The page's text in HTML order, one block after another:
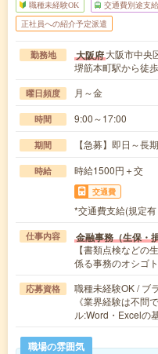
職種未経験OK 交通費別途支
正社員への紹介予定派遣
勤務地 大阪府大阪市中央
堺筋本町駅から徒
曜日頻度 月～金
時間 9:00～17:00
期間 【急募】即日～
時給 時給1500円＋交
交通費
*交通費支給(規定
仕事内容 金融事務（生保・
【書類点検などの
係る事務のオシゴ
応募資格
職種未経験OK / ブ
《業界経験は不問
ル:Word・Excelの
職場の雰囲気